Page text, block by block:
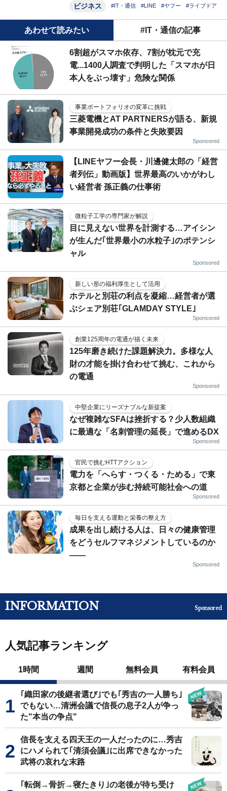
ビジネス #IT・通信 #LINE #ヤフー #ライブドア
あわせて読みたい #IT・通信の記事
6割超がスマホ依存、7割が枕元で充
電...1400人調査で判明した「スマホが日
本人をぶっ壊す」危険な関係
事業ポートフォリオの変革に挑戦
三菱電機とAT PARTNERSが語る、新規
事業開発成功の条件と失敗要因
Sponsored
【LINEヤフー会長・川邊健太郎の「経営
者列伝」動画版】世界最高のいかがわし
い経営者 孫正義の仕事術
微粒子工学の専門家が解説
目に見えない世界を計測する…アイシン
が生んだ｢世界最小の水粒子｣のポテンシ
ャル
Sponsored
新しい形の福利厚生として活用
ホテルと別荘の利点を凝縮…経営者が選
ぶシェア別荘｢GLAMDAY STYLE｣
Sponsored
創業125周年の電通が描く未来
125年磨き続けた課題解決力。多様な人
財の才能を掛け合わせて挑む、これから
の電通
Sponsored
中堅企業にリーズナブルな新提案
なぜ複雑なSFAは挫折する？少人数組織
に最適な「名刺管理の延長」で進めるDX
Sponsored
官民で挑むHTTアクション
電力を「へらす・つくる・ためる」で東
京都と企業が歩む持続可能社会への道
Sponsored
毎日を支える運動と栄養の整え方
成果を出し続ける人は、日々の健康管理
をどうセルフマネジメントしているのか
——
Sponsored
INFORMATION Sponsored
人気記事ランキング
1時間 週間 無料会員 有料会員
｢織田家の後継者選び｣でも｢秀吉の一人勝ち｣
でもない…清洲会議で信長の息子2人が争っ
た"本当の争点"
信長を支える四天王の一人だったのに…秀吉
にハメられて｢清須会議｣に出席できなかった
武将の哀れな末路
｢転倒→骨折→寝たきり｣の老後が待ち受け